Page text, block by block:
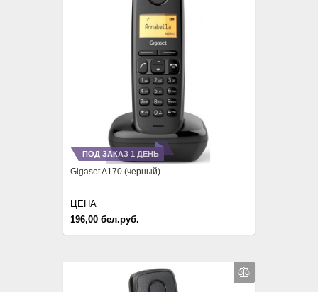
ПОД ЗАКАЗ 1 ДЕНЬ
Gigaset A170 (черный)
196,00 бел.руб.
ЦЕНА